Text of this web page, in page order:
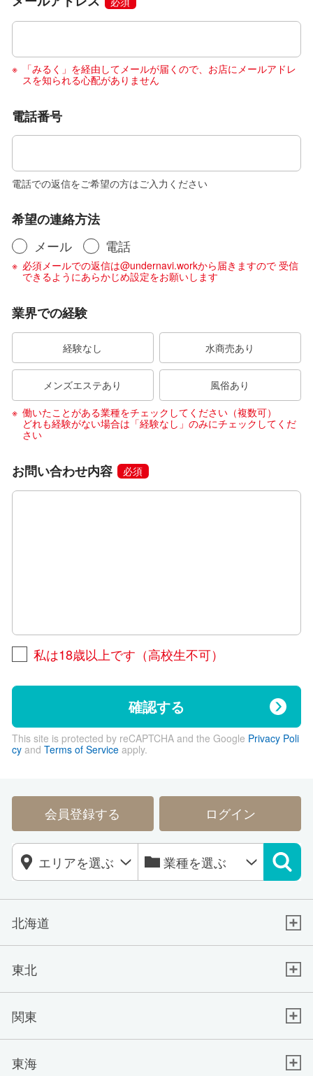
「みるく」を経由してメールが届くので、お店にメールアドレ
スを知られる心配がありません
電話番号
電話での返信をご希望の方はご入力ください
希望の連絡方法
メール
電話
必須メールでの返信は@undernavi.workから届きますので 受信
できるようにあらかじめ設定をお願いします
業界での経験
経験なし 水商売あり
メンズエステあり
風俗あり
働いたことがある業種をチェックしてください（複数可）
どれも経験がない場合は「経験なし」のみにチェックしてくだ
さい
お問い合わせ内容 必須
私は18歳以上です（高校生不可）
確認する
This site is protected by reCAPTCHA and the Google Privacy Poli
cyand Terms of Serviceapply.
会員登録する ログイン
北海道
東北
関東
東海